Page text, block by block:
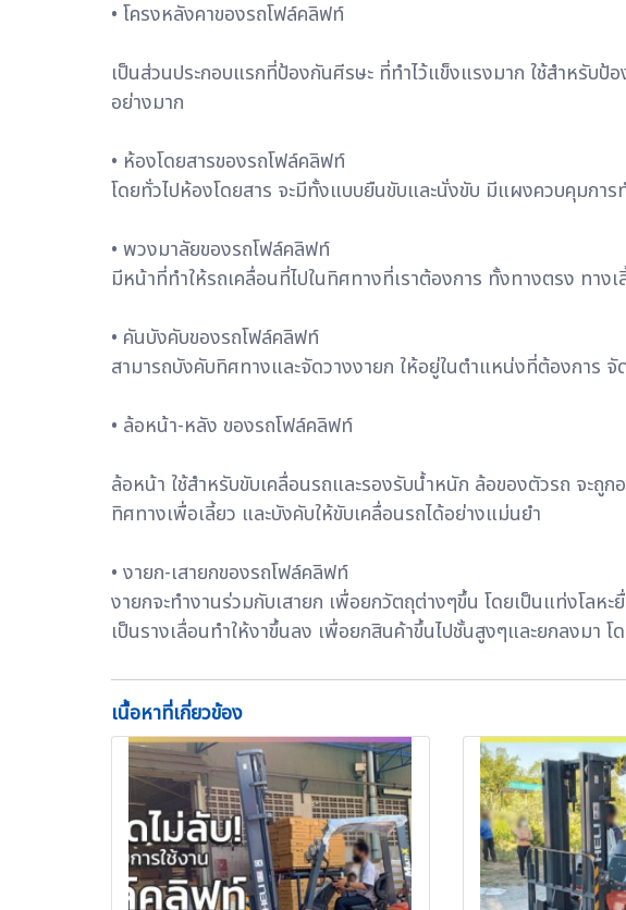
• โครงหลังคาของรถโฟล์คลิฟท์
เป็นส่วนประกอบแรกที่ป้องกันศีรษะ ที่ทำไว้แข็งแรงมาก ใช้สำหรับ
อย่างมาก
• ห้องโดยสารของรถโฟล์คลิฟท์
โดยทั่วไปห้องโดยสาร จะมีทั้งแบบยืนขับและนั่งขับ มีแผงควบคุมกา
• พวงมาลัยของรถโฟล์คลิฟท์
มีหน้าที่ทำให้รถเคลื่อนที่ไปในทิศทางที่เราต้องการ ทั้งทางตรง ทาง
• คันบังคับของรถโฟล์คลิฟท์
สามารถบังคับทิศทางและจัดวางงายก ให้อยู่ในตำแหน่งที่ต้องการ จัด
• ล้อหน้า-หลัง ของรถโฟล์คลิฟท์
ล้อหน้า ใช้สำหรับขับเคลื่อนรถและรองรับน้ำหนัก ล้อของตัวรถ จะถู
ทิศทางเพื่อเลี้ยว และบังคับให้ขับเคลื่อนรถได้อย่างแม่นยำ
• งายก-เสายกของรถโฟล์คลิฟท์
งายกจะทำงานร่วมกับเสายก เพื่อยกวัตถุต่างๆขึ้น โดยเป็นแท่งโล
เป็นรางเลื่อนทำให้งาขึ้นลง เพื่อยกสินค้าขึ้นไปชั้นสูงๆและยกลงมา
เนื้อหาที่เกี่ยวข้อง